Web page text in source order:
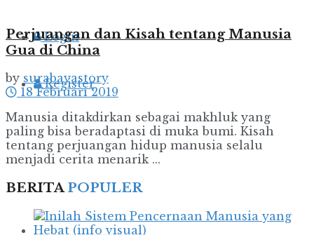
Login
Register
Perjuangan dan Kisah tentang Manusia
Gua di China
by surabayastory
18 Februari 2019
Manusia ditakdirkan sebagai makhluk yang
paling bisa beradaptasi di muka bumi. Kisah
tentang perjuangan hidup manusia selalu
menjadi cerita menarik ...
BERITAPOPULER